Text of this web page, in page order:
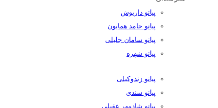
پیانو داریوش
پیانو حامد همایون
پیانو سامان جلیلی
پیانو شهره
پیانو زندوکیلی
پیانو سندی
پیانو شادمهر عقیلی